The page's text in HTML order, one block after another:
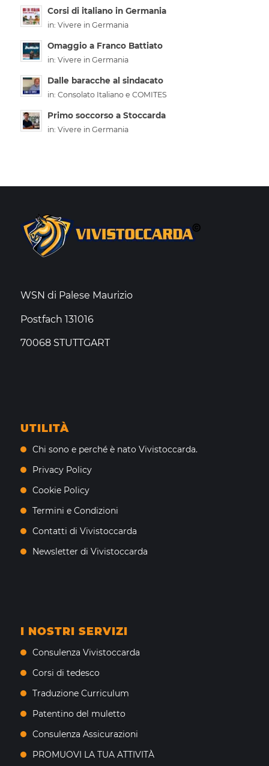
Corsi di italiano in Germania
in: Vivere in Germania
Omaggio a Franco Battiato
in: Vivere in Germania
Dalle baracche al sindacato
in: Consolato Italiano e COMITES
Primo soccorso a Stoccarda
in: Vivere in Germania
WSN di Palese Maurizio
Postfach 131016
70068 STUTTGART
UTILITÀ
Chi sono e perché è nato Vivistoccarda.
Privacy Policy
Cookie Policy
Termini e Condizioni
Contatti di Vivistoccarda
Newsletter di Vivistoccarda
I NOSTRI SERVIZI
Consulenza Vivistoccarda
Corsi di tedesco
Traduzione Curriculum
Patentino del muletto
Consulenza Assicurazioni
PROMUOVI LA TUA ATTIVITÀ